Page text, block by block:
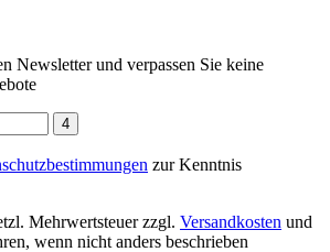
Newsletter und verpassen Sie keine
4
zur Kenntnis
Mehrwertsteuer zzgl. Versandkosten und
wenn nicht anders beschrieben